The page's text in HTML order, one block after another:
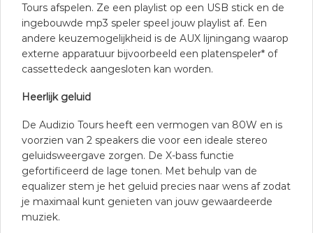
Tours afspelen. Ze een playlist op een USB stick en de
ingebouwde mp3 speler speel jouw playlist af. Een
andere keuzemogelijkheid is de AUX lijningang waarop
externe apparatuur bijvoorbeeld een platenspeler* of
cassettedeck aangesloten kan worden.
Heerlijk geluid
De Audizio Tours heeft een vermogen van 80W en is
voorzien van 2 speakers die voor een ideale stereo
geluidsweergave zorgen. De X-bass functie
gefortificeerd de lage tonen. Met behulp van de
equalizer stem je het geluid precies naar wens af zodat
je maximaal kunt genieten van jouw gewaardeerde
muziek.